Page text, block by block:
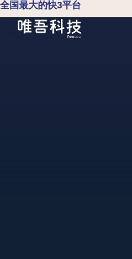
全国最大的快3平台